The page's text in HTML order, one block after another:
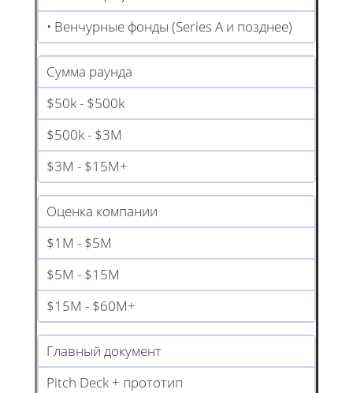
• Венчурные фонды (Series A и позднее)
Сумма раунда
$50k - $500k
$500k - $3M
$3M - $15M+
Оценка компании
$1M - $5M
$5M - $15M
$15M - $60M+
Главный документ
Pitch Deck + прототип